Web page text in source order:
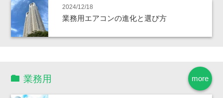
2024/12/18
業務用エアコンの進化と選び方
more
業務用